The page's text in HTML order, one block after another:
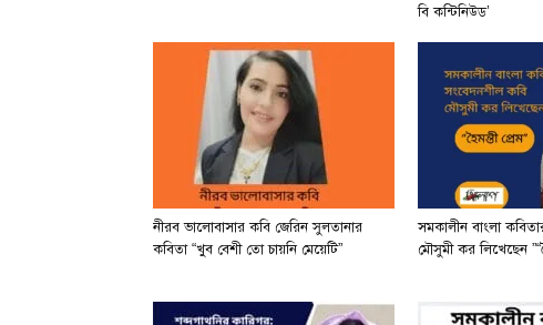
বি কন্টিনিউড’
নীরব ভালোবাসার কবি জেরিন সুলতানার
কবিতা “খুব বেশী তো চায়নি মেয়েটি”
সমকালীন বাংলা
মৌসুমী কর লিখেছেন